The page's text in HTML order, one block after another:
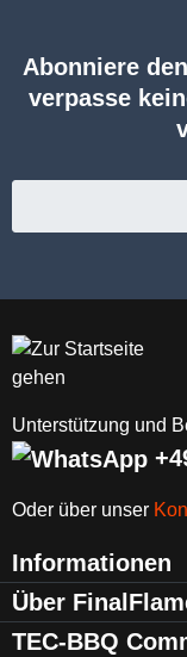
Abonniere
verpasse
Unterstützung und
Oder über unser
Informationen
Über
TEC-BBQ